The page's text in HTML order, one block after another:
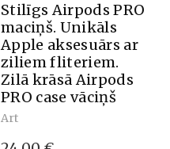
Stilīgs Airpods PRO
maciņš. Unikāls
Apple aksesuārs ar
ziliem fliteriem.
Zilā krāsā Airpods
PRO case vāciņš
Art